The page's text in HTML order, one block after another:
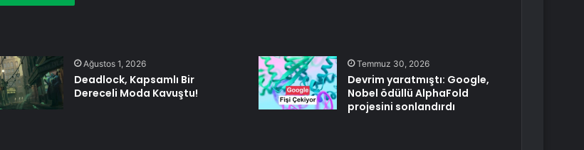
Ağustos 1, 2026
Deadlock, Kapsamlı Bir
Dereceli Moda Kavuştu!
Temmuz 30, 2026
Devrim yaratmıştı: Google,
Nobel ödüllü AlphaFold
projesini sonlandırdı